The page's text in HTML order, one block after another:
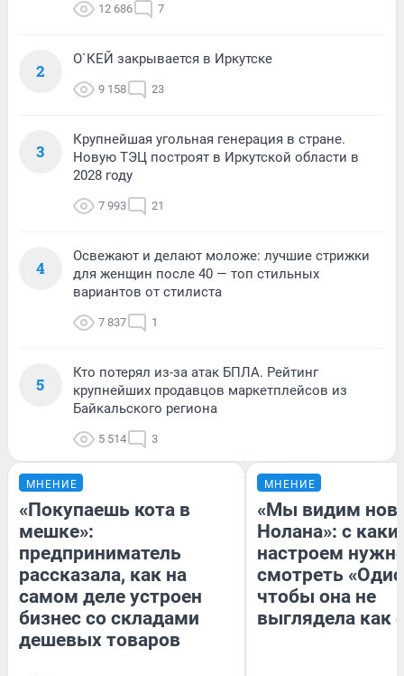
12 686 7
2
О`КЕЙ закрывается в Иркутске
9 158 23
3
Крупнейшая угольная генерация в стране.
Новую ТЭЦ построят в Иркутской области в
2028 году
7 993 21
4
Освежают и делают моложе: лучшие стрижки
для женщин после 40 — топ стильных
вариантов от стилиста
7 837 1
5
Кто потерял из-за атак БПЛА. Рейтинг
крупнейших продавцов маркетплейсов из
Байкальского региона
5 514 3
МНЕНИЕ
«Покупаешь кота в
мешке»:
предприниматель
рассказала, как на
самом деле устроен
бизнес со складами
дешевых товаров
МНЕНИЕ
«Мы видим
Нолана»: с
настроем
смотреть
чтобы она не
выглядела как